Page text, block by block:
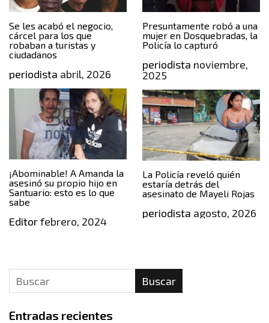
Se les acabó el negocio,
cárcel para los que
robaban a turistas y
ciudadanos
periodista abril, 2026
Presuntamente robó a una
mujer en Dosquebradas, la
Policía lo capturó
periodista noviembre,
2025
¡Abominable! A Amanda la
asesinó su propio hijo en
Santuario: esto es lo que
sabe
Editorfebrero, 2024
La Policía reveló quién
estaría detrás del
asesinato de Mayeli Rojas
periodista agosto, 2026
Buscar
Entradas recientes